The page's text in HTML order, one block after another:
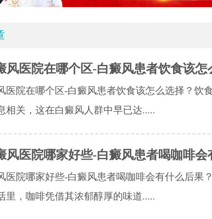
风医院在哪个区-白癜风患者饮食该怎
医院在哪个区-白癜风患者饮食该怎么选择？饮
相关，这在白癜风人群中早已达.....
风医院哪家好些-白癜风患者喝咖啡会
医院哪家好些-白癜风患者喝咖啡会有什么后果
里，咖啡凭借其浓郁醇厚的味道.....